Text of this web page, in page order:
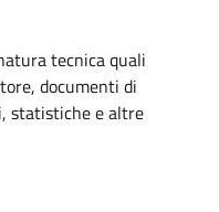
tecnica quali
documenti di
statistiche e altre